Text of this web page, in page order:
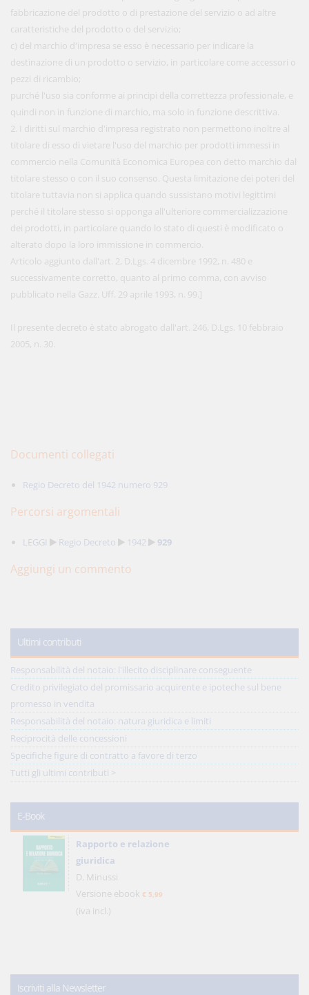
fabbricazione del prodotto o di prestazione del servizio o ad altre
caratteristiche del prodotto o del servizio;
c) del marchio d'impresa se esso è necessario per indicare la
destinazione di un prodotto o servizio, in particolare come accessori o
pezzi di ricambio;
purché l'uso sia conforme ai principi della correttezza professionale, e
quindi non in funzione di marchio, ma solo in funzione descrittiva.
2. I diritti sul marchio d'impresa registrato non permettono inoltre al
titolare di esso di vietare l'uso del marchio per prodotti immessi in
commercio nella Comunità Economica Europea con detto marchio dal
titolare stesso o con il suo consenso. Questa limitazione dei poteri del
titolare tuttavia non si applica quando sussistano motivi legittimi
perché il titolare stesso si opponga all'ulteriore commercializzazione
dei prodotti, in particolare quando lo stato di questi è modificato o
alterato dopo la loro immissione in commercio.
Articolo aggiunto dall'art. 2, D.Lgs. 4 dicembre 1992, n. 480 e
successivamente corretto, quanto al primo comma, con avviso
pubblicato nella Gazz. Uff. 29 aprile 1993, n. 99.]
Il presente decreto è stato abrogato dall'art. 246, D.Lgs. 10 febbraio
2005, n. 30.
Documenti collegati
Regio Decreto del 1942 numero 929
Percorsi argomentali
LEGGI Regio Decreto 1942 929
Aggiungi un commento
Ultimi contributi
Responsabilità del notaio: l'illecito disciplinare conseguente
Credito privilegiato del promissario acquirente e ipoteche sul bene
promesso in vendita
Responsabilità del notaio: natura giuridica e limiti
Reciprocità delle concessioni
Specifiche figure di contratto a favore di terzo
Tutti gli ultimi contributi >
E-Book
Rapporto e relazione
giuridica
D. Minussi
Versione ebook € 5,99
(iva incl.)
Iscriviti alla Newsletter